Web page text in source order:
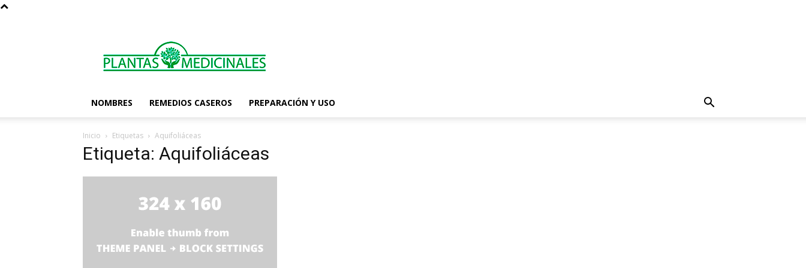
Plantas
Medicinales
NOMBRES REMEDIOS CASEROS PREPARACIÓN Y USO
Inicio Etiquetas Aquifoliáceas
Etiqueta: Aquifoliáceas